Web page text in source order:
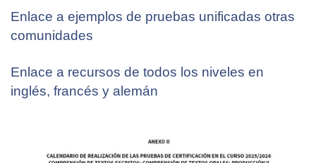
Enlace a ejemplos de pruebas unificadas otras
comunidades
Enlace a recursos de todos los niveles en
inglés, francés y alemán